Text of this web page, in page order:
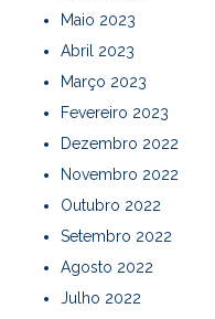
Maio 2023
Abril 2023
Março 2023
Fevereiro 2023
Dezembro 2022
Novembro 2022
Outubro 2022
Setembro 2022
Agosto 2022
Julho 2022